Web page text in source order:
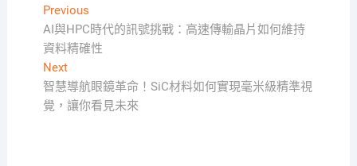
文
章
導
覽
PreviousPrevious
post:
AI與HPC時代的訊號挑戰：高速傳輸晶片如何維持
資料精確性
NextNext
post:
智慧導航眼鏡革命！SiC材料如何實現毫米級精準視
覺，讓你看見未來